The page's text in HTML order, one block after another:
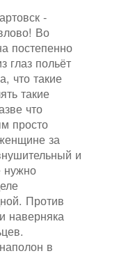
-
Во
постепенно
глаз польёт
что такие
такие
что
просто
за
и
нужно
Против
наверняка
в